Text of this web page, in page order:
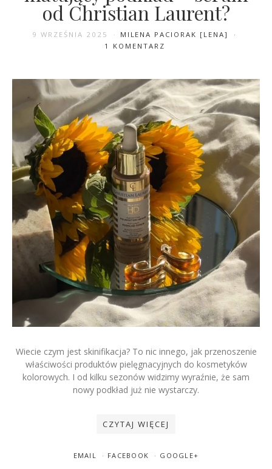
22 GRUDNIA 2025
MILENA PACIORAK [LENA]
0 KOMENTARZY
Najlepsze kosmetyki Eveline
2025. Poznaj naszych
ulubieńców roku
9 LISTOPADA 2025 LENA&LONA 0 KOMENTARZY
Co warto kupić w promo
Sephora -25% i -30% na 75
Tarte, Glow Recipe? Moja lista
od Christian Laurent?
9 WRZEŚNIA 2025
MILENA PACIORAK [LENA]
1 KOMENTARZ
Wiecie czym jest skinifikacja? To nic innego, jak przenoszenie
właściwości produktów pielęgnacyjnych do kosmetyków
kolorowych. I od kilku sezonów widzimy wyraźnie, że sam
nowy podkład już nie wystarczy.
CZYTAJ WIĘCEJ
EMAIL FACEBOOK GOOGLE+